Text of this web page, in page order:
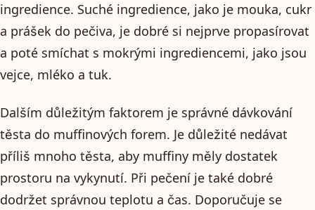
ingredience. Suché ingredience, jako je mouka, cukr
a prášek do pečiva, je dobré si nejprve propasírovat
a poté smíchat s mokrými ingrediencemi, jako jsou
vejce, mléko a tuk.
Dalším důležitým faktorem je správné dávkování
těsta do muffinových forem. Je důležité nedávat
příliš mnoho těsta, aby muffiny měly dostatek
prostoru na vykynutí. Při pečení je také dobré
dodržet správnou teplotu a čas. Doporučuje se